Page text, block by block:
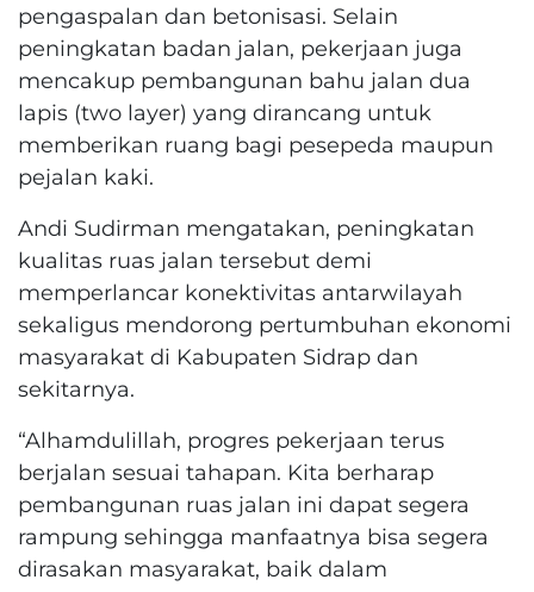
pengaspalan dan betonisasi. Selain
peningkatan badan jalan, pekerjaan juga
mencakup pembangunan bahu jalan dua
lapis (two layer) yang dirancang untuk
memberikan ruang bagi pesepeda maupun
pejalan kaki.
Andi Sudirman mengatakan, peningkatan
kualitas ruas jalan tersebut demi
memperlancar konektivitas antarwilayah
sekaligus mendorong pertumbuhan ekonomi
masyarakat di Kabupaten Sidrap dan
sekitarnya.
“Alhamdulillah, progres pekerjaan terus
berjalan sesuai tahapan. Kita berharap
pembangunan ruas jalan ini dapat segera
rampung sehingga manfaatnya bisa segera
dirasakan masyarakat, baik dalam